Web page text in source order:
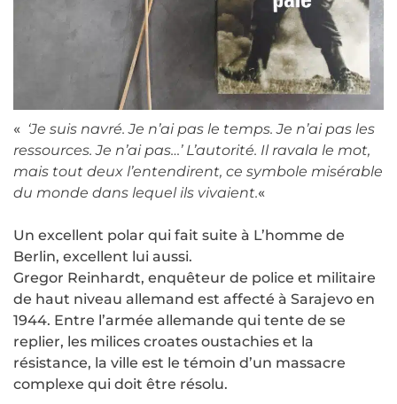
« ‘Je suis navré. Je n’ai pas le temps. Je n’ai pas les
ressources. Je n’ai pas…’ L’autorité. Il ravala le mot,
mais tout deux l’entendirent, ce symbole misérable
du monde dans lequel ils vivaient.«
Un excellent polar qui fait suite à L’homme de
Berlin, excellent lui aussi.
Gregor Reinhardt, enquêteur de police et militaire
de haut niveau allemand est affecté à Sarajevo en
1944. Entre l’armée allemande qui tente de se
replier, les milices croates oustachies et la
résistance, la ville est le témoin d’un massacre
complexe qui doit être résolu.